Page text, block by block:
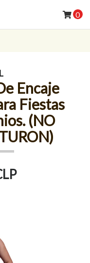
0
Encaje
Fiestas
(NO